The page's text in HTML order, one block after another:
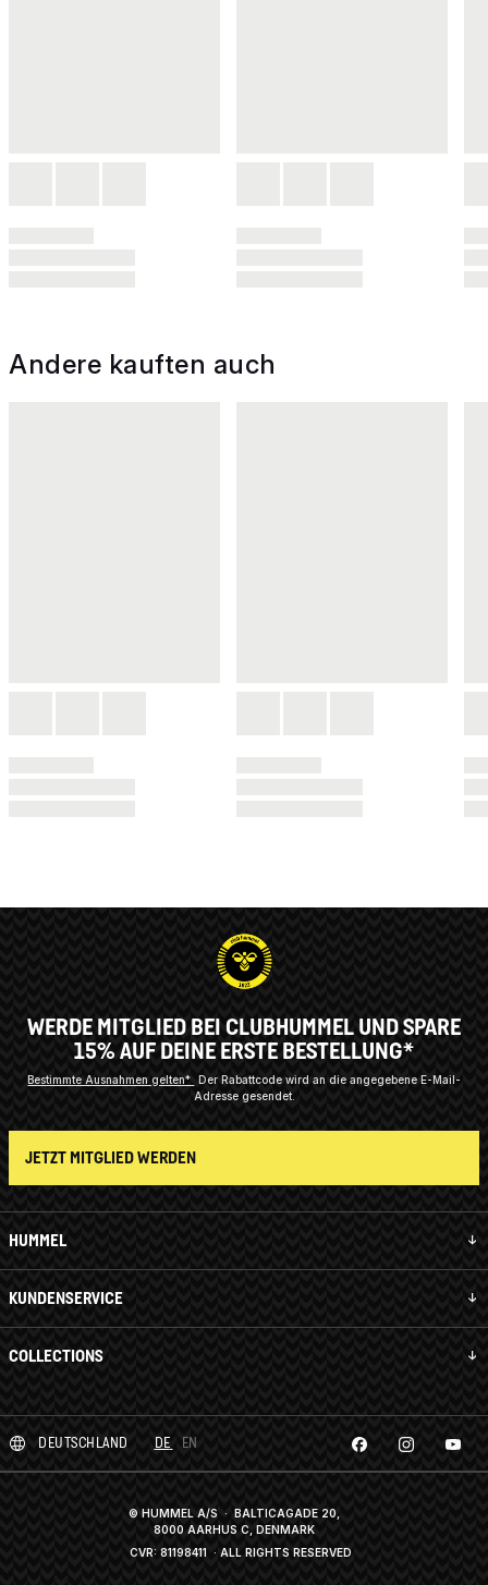
Andere kauften auch
HUMMEL
KUNDENSERVICE
COLLECTIONS
WERDE MITGLIED BEI CLUBHUMMEL UND SPARE
15% AUF DEINE ERSTE BESTELLUNG*
Bestimmte Ausnahmen gelten*
Der Rabattcode wird an die angegebene E-Mail-
Adresse gesendet.
JETZT MITGLIED WERDEN
DEUTSCHLAND DE EN
© HUMMEL A/S · BALTICAGADE 20,
8000 AARHUS C, DENMARK
CVR: 81198411 · ALL RIGHTS RESERVED